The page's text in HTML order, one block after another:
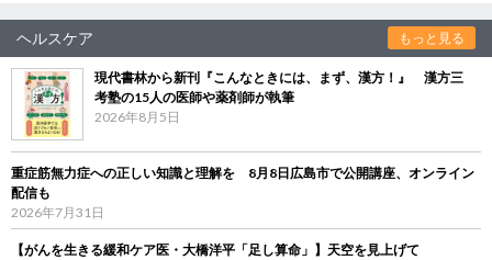
ヘルスケア もっと見る
現代書林から新刊『こんなときには、まず、漢方！』 漢方三
考塾の15人の医師や薬剤師が執筆
2026年8月5日
重症筋無力症への正しい知識と理解を 8月8日広島市で公開講座、オンライン
配信も
2026年7月31日
【がんを生きる緩和ケア医・大橋洋平「足し算命」】天空を見上げて